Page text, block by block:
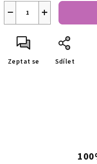
+
−
Zeptat se Sdílet